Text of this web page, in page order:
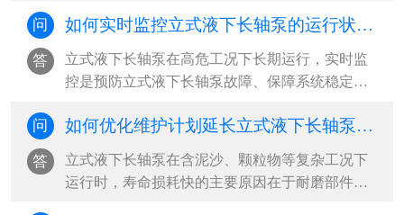
期维护”三位一体，从源头减少立式液下长轴泵磨
损冲击，延长立式液下长轴泵关键部件使用寿
命‌。···
问 如何实时监控立式液下长轴泵的运行状态？
答
立式液下长轴泵在高危工况下长期运行，实时监
控是预防立式液下长轴泵故障、保障系统稳定的
+智能分析+远程可视化”的工业物联网体系，通过
振动、液位、温度、电流等关键参数的24小时在
线监测，结合阈值报警与趋势预测，实现从被动
响应到主动预防的立式液下长轴泵运维升级‌。···
问 如何优化维护计划延长立式液下长轴泵寿命？
答
立式液下长轴泵在含泥沙、颗粒物等复杂工况下
运行时，寿命损耗快的主要原因在于‌耐磨部件磨